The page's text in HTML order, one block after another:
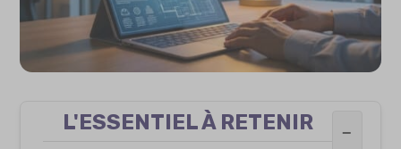
L'ESSENTIEL À RETENIR −